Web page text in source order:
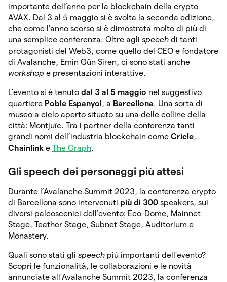
importante dell’anno per la blockchain della crypto
AVAX. Dal 3 al 5 maggio si è svolta la seconda edizione,
che come l’anno scorso si è dimostrata molto di più di
una semplice conferenza. Oltre agli speech di tanti
protagonisti del Web3, come quello del CEO e fondatore
di Avalanche, Emin Gün Siren, ci sono stati anche
workshop e presentazioni interattive.
L’evento si è tenuto dal 3 al 5 maggio nel suggestivo
quartiere Poble Espanyol , a Barcellona. Una sorta di
museo a cielo aperto situato su una delle colline della
città: Montjuïc. Tra i partner della conferenza tanti
grandi nomi dell’industria blockchain come Cricle,
Chainlink e The Graph.
Gli speech dei personaggi più attesi
Durante l’Avalanche Summit 2023, la conferenza crypto
di Barcellona sono intervenuti più di 300 speakers, sui
diversi palcoscenici dell’evento: Eco-Dome, Mainnet
Stage, Teather Stage, Subnet Stage, Auditorium e
Monastery.
Quali sono stati gli speech più importanti dell’evento?
Scopri le funzionalità, le collaborazioni e le novità
annunciate all’Avalanche Summit 2023, la conferenza